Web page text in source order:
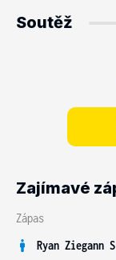
Soutěž
Zajímavé
Zápas
Ryan Ziegann